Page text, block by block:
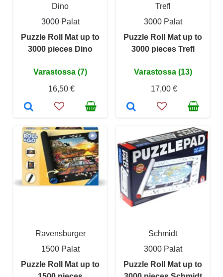
Dino
3000 Palat
Puzzle Roll Mat up to
3000 pieces Dino
Varastossa (7)
16,50 €
Trefl
3000 Palat
Puzzle Roll Mat up to
3000 pieces Trefl
Varastossa (13)
17,00 €
Ravensburger
1500 Palat
Puzzle Roll Mat up to
Schmidt
3000 Palat
Puzzle Roll Mat up to